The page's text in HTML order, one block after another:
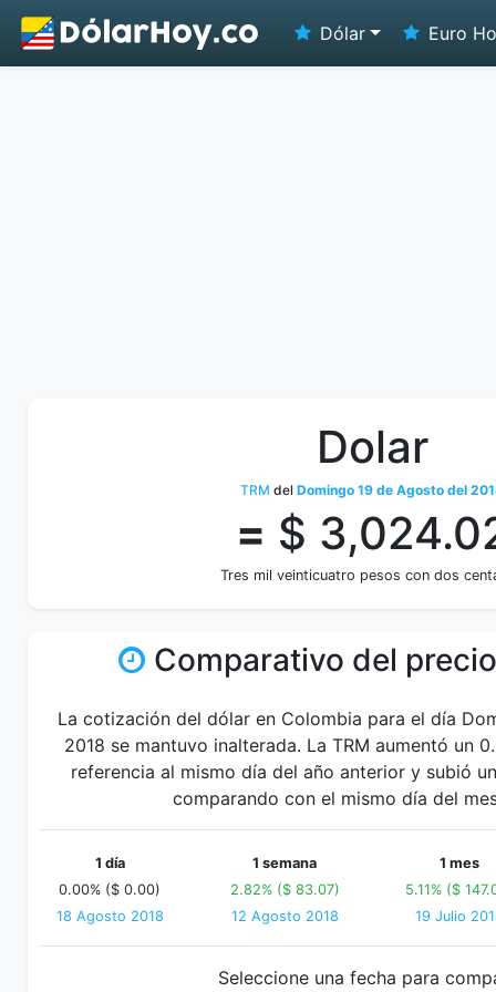
Dólar Euro
Dolar
TRM del Domingo 19 de Agosto del
= $
Tres mil veinticuatro pesos con dos
Comparativo del
La cotización del dólar en Colombia para el día
2018 se mantuvo inalterada. La TRM aumentó un
referencia al mismo día del año anterior y subió un
comparando con el mismo día del
1 día
0.00% ($ 0.00)
18 Agosto 2018
1 semana
2.82% ($ 83.07)
12 Agosto 2018
1 mes
5.11% ($
19 Julio
Seleccione una fecha para